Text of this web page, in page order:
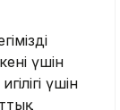
үшін
үшін